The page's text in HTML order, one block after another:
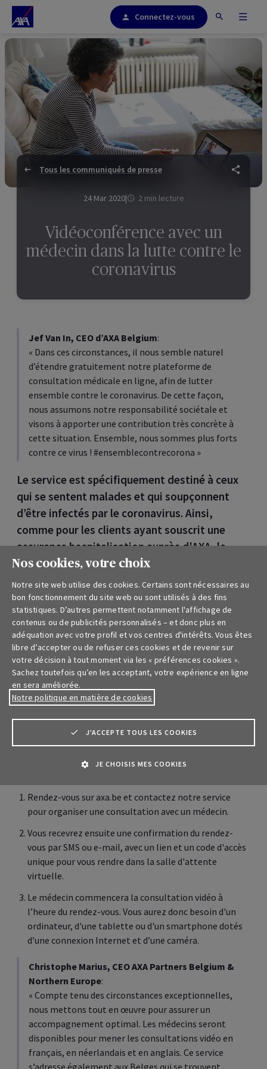
Connectez-vous
Tous les communiqués de presse
24 Mar 2020| 2 min lecture
Vidéoconférence avec un
médecin dans la lutte contre le
coronavirus
Jef Van In, CEO d’AXA Belgium:
« Dans ces circonstances, il nous semble naturel
d’étendre gratuitement notre plateforme de
consultation médicale en ligne, afin de lutter
ensemble contre le coronavirus. De cette façon,
nous assumons notre responsabilité sociétale et
visons à apporter une contribution très concrète à
cette situation. Ensemble, nous sommes plus forts
contre ce virus ! #ensemblecontrecorona »
Le service est spécifiquement destiné à ceux
qui se sentent malades et qui soupçonnent
d’être infectés par le coronavirus. Ainsi,
comme pour les clients ayant souscrit une
assurance hospitalisation auprès d'AXA, le
service sera accessible de manière
exceptionnelle dans les prochaines semaines
et totalement gratuit. Cette initiative s'inscrit
dans le cadre du respect de la
recommandation de ne pas se rendre chez les
médecins généralistes, mais de les contacter
par téléphone.
Comment faire un appel vidéo avec
« Doctors Online » ?
Le patient peut consulter un médecin en ligne via un
appel vidéo. Le service est disponible sept jours sur sept,
Rendez-vous sur axa.be et contactez notre service
pour organiser une consultation avec un médecin.
Vous recevrez ensuite une confirmation du rendez-
vous par SMS ou e-mail, avec un lien et un code d'accès
unique pour vous rendre dans la salle d'attente
virtuelle.
Le médecin commencera la consultation vidéo à
l’heure du rendez-vous. Vous aurez donc besoin d'un
ordinateur, d'une tablette ou d'un smartphone dotés
d’une connexion Internet et d’une caméra.
Christophe Marius, CEO AXA Partners Belgium &
Northern Europe:
« Compte tenu des circonstances exceptionnelles,
nous mettons tout en œuvre pour assurer un
accompagnement optimal. Les médecins seront
disponibles pour mener les consultations vidéo en
français, en néerlandais et en anglais. Ce service
s’adresse également aux Belges qui se trouvent
Nos cookies, votre choix
Notre site web utilise des cookies. Certains sont nécessaires au
bon fonctionnement du site web ou sont utilisés à des fins
statistiques. D’autres permettent notamment l'affichage de
contenus ou de publicités personnalisés – et donc plus en
adéquation avec votre profil et vos centres d'intérêts. Vous êtes
libre d’accepter ou de refuser ces cookies et de revenir sur
votre décision à tout moment via les « préférences cookies ».
Sachez toutefois qu’en les acceptant, votre expérience en ligne
en sera améliorée.
Notre politique en matière de cookies
J'ACCEPTE TOUS LES COOKIES
JE CHOISIS MES COOKIES